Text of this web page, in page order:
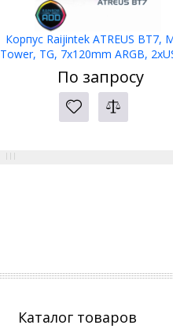
Корпус Raijintek ATREUS BT7,
Tower, TG, 7x120mm ARGB,
3.0 + 1xUSB Type-C , E-ATX, ATX,
mITX, Black
По запросу
Каталог товаров